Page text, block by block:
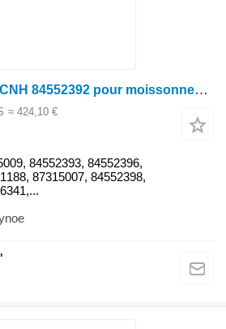
Pompe hydraulique CNH 84552392 pour moissonneuse-batteuse Case IH
≈ 424,10 €
84552393, 84552396,
87315007, 84552398,